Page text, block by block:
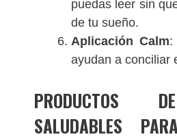
puedas leer sin
de tu sueño.
Aplicación Calm:
ayudan a conciliar
PRODUCTOS
SALUDABLES